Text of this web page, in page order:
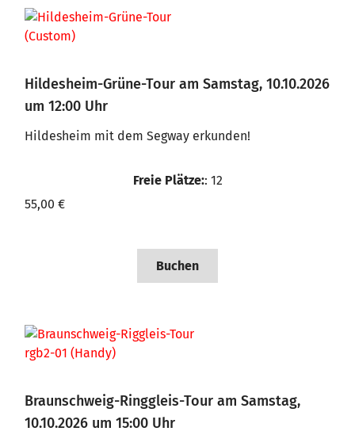
Hildesheim-Grüne-Tour am Samstag, 10.10.2026
um 12:00 Uhr
Hildesheim mit dem Segway erkunden!
Freie Plätze:: 12
55,00 €
Buchen
Braunschweig-Ringgleis-Tour am Samstag,
10.10.2026 um 15:00 Uhr